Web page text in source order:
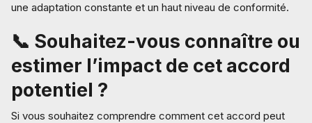
une adaptation constante et un haut niveau de conformité.
📞 Souhaitez-vous connaître ou
estimer l’impact de cet accord
potentiel ?
Si vous souhaitez comprendre comment cet accord peut